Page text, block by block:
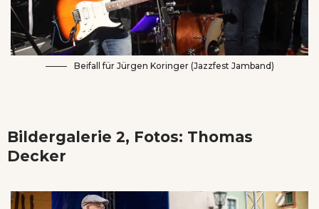
Beifall für Jürgen Koringer (Jazzfest Jamband)
Bildergalerie 2, Fotos: Thomas
Decker